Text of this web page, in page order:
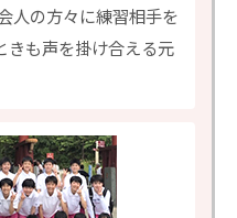
人の方々に練習相手を
きも声を掛け合える元